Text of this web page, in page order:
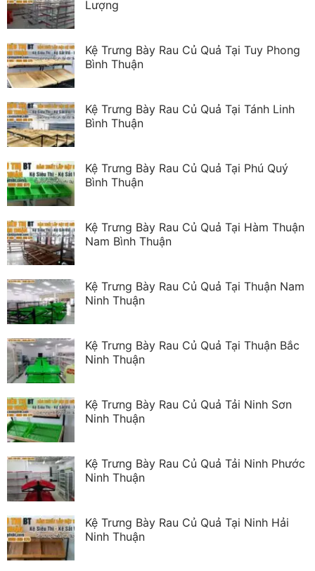
Lượng
Kệ Trưng Bày Rau Củ Quả Tại Tuy Phong
Bình Thuận
Kệ Trưng Bày Rau Củ Quả Tại Tánh Linh
Bình Thuận
Kệ Trưng Bày Rau Củ Quả Tại Phú Quý
Bình Thuận
Kệ Trưng Bày Rau Củ Quả Tại Hàm Thuận
Nam Bình Thuận
Kệ Trưng Bày Rau Củ Quả Tại Thuận Nam
Ninh Thuận
Kệ Trưng Bày Rau Củ Quả Tại Thuận Bắc
Ninh Thuận
Kệ Trưng Bày Rau Củ Quả Tải Ninh Sơn
Ninh Thuận
Kệ Trưng Bày Rau Củ Quả Tải Ninh Phước
Ninh Thuận
Kệ Trưng Bày Rau Củ Quả Tại Ninh Hải
Ninh Thuận